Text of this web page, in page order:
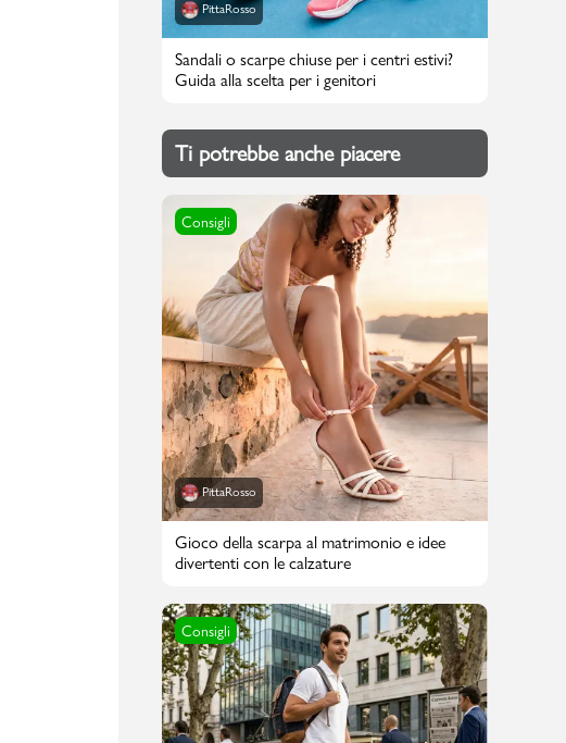
PittaRosso
Sandali o scarpe chiuse per i centri estivi?
Guida alla scelta per i genitori
Ti potrebbe anche piacere
Consigli
PittaRosso
Gioco della scarpa al matrimonio e idee
divertenti con le calzature
Consigli